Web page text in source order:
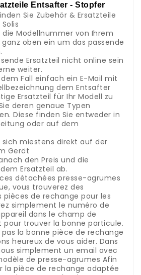
Entsafter - Stopfer
Sie Zubehör & Ersatzteile
Modellnummer von Ihrem
oben ein um das passende
Ersatzteil nicht online sein
weiter.
Fall einfach ein E-Mail mit
dem Entsafter
Ersatzteil für Ihr Modell zu
deren genaue Typen
Diese finden Sie entweder in
oder auf dem
miestens direkt auf der
Gerät
den Preis und die
Ersatzteil ab.
détachées presse-agrumes
vous trouverez des
pièces de rechange pour les
simplement le numéro de
dans le champ de
trouver la bonne particule.
la bonne pièce de rechange
heureux de vous aider. Dans
simplement un email avec
de presse-agrumes Afin
la pièce de rechange adaptée